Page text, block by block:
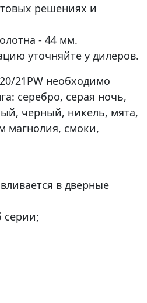
решениях и
- 44 мм.
уточняйте у дилеров.
21PW необходимо
серебро, серая ночь,
черный, никель, мята,
магнолия, смоки,
в дверные
серии;